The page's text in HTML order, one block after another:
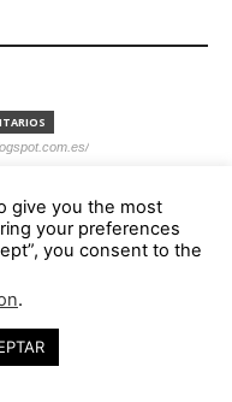
Correa
give you the most
your preferences
you consent to the
.